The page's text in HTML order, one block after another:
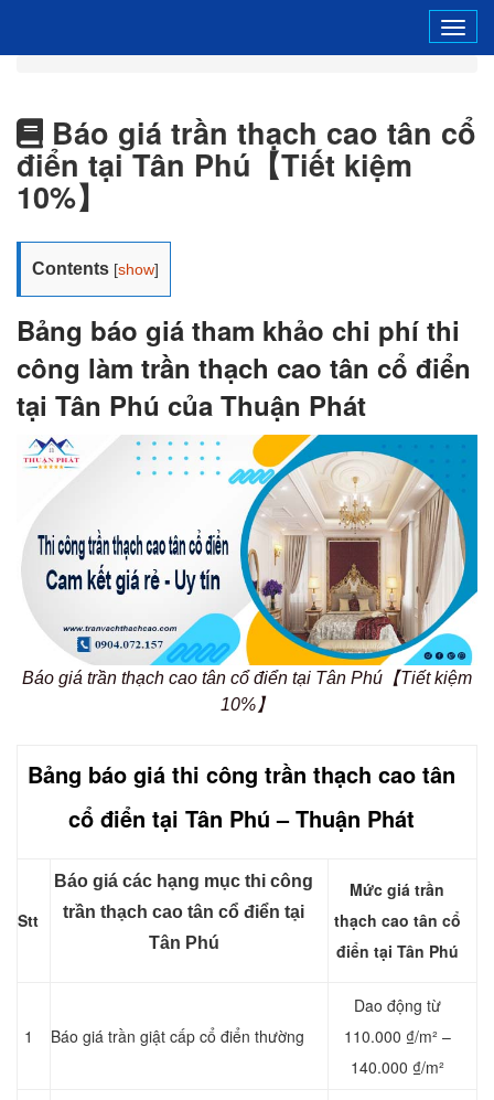
Báo giá trần thạch cao tân cổ
điển tại Tân Phú【Tiết kiệm
10%】
Contents [show]
Bảng báo giá tham khảo chi phí thi
công làm trần thạch cao tân cổ điển
tại Tân Phú của Thuận Phát
Báo giá trần thạch cao tân cổ điển tại Tân Phú【Tiết kiệm
10%】
Bảng báo giá thi công trần thạch cao tân
cổ điển tại Tân Phú – Thuận Phát
Stt
Báo giá các hạng mục thi công
trần thạch cao tân cổ điển tại
Tân Phú
Mức giá trần
thạch cao tân cổ
điển tại Tân Phú
1 Báo giá trần giật cấp cổ điển thường
Dao động từ
110.000 ₫/m² –
140.000 ₫/m²